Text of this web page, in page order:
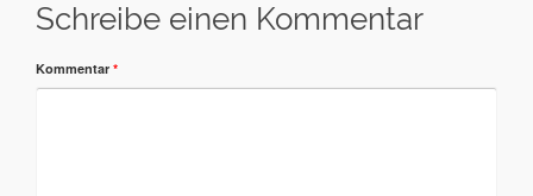
Schreibe einen Kommentar
Kommentar *